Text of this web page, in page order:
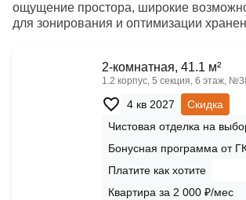
ощущение простора, широкие
для зонирования и оптимизации
2-комнатная, 41.1 м²
1.2 корпус, 5 секция, 6 этаж,
4 кв 2027
Скидка
Чистовая отделка на
Бонусная программа от
Платите как хотите
Квартира за 2 000 ₽/мес